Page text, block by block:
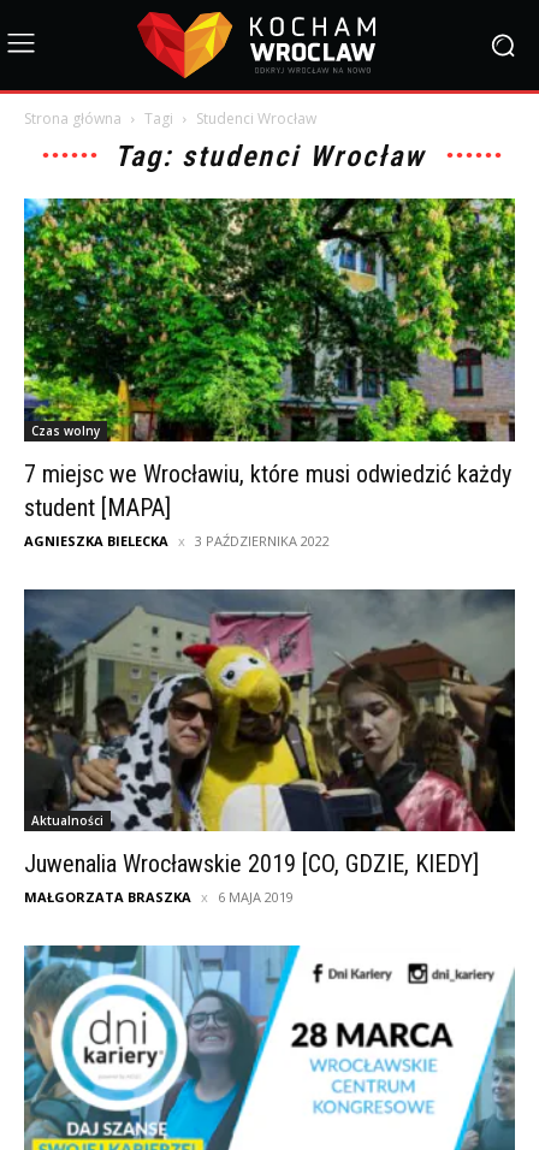
Strona główna Tagi Studenci Wrocław
Tag: studenci Wrocław
Czas wolny
7 miejsc we Wrocławiu, które musi odwiedzić każdy
student [MAPA]
AGNIESZKA BIELECKA 3 PAŹDZIERNIKA 2022
Aktualności
Juwenalia Wrocławskie 2019 [CO, GDZIE, KIEDY]
MAŁGORZATA BRASZKA 6 MAJA 2019